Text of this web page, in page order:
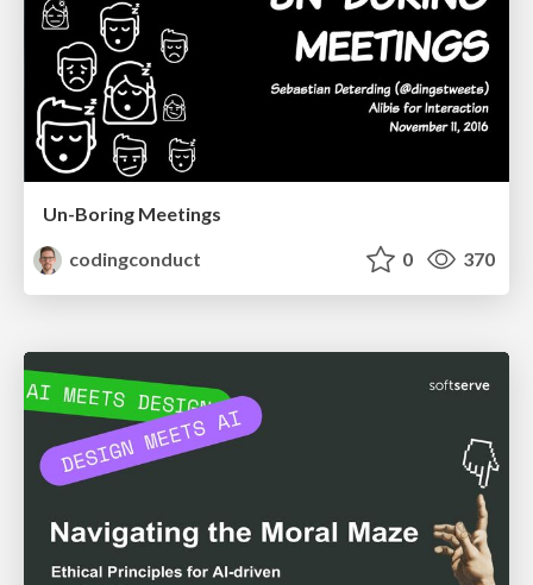
Un-Boring Meetings
codingconduct
0 370